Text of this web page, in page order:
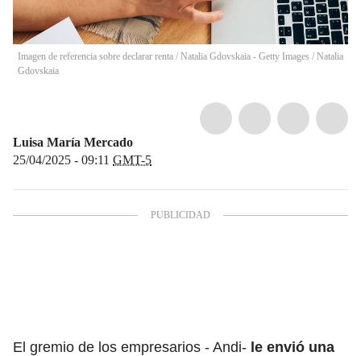
Imagen de referencia sobre declarar renta / Natalia Gdovskaia - Getty Images / Natalia
Gdovskaia
Luisa María Mercado
25/04/2025 - 09:11 GMT-5
El gremio de los empresarios - Andi- le envió una